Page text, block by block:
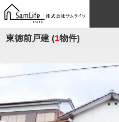
東徳前戸建 (1物件)